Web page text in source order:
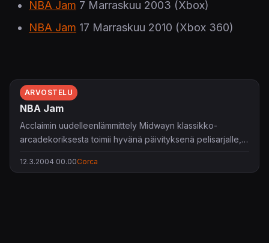
NBA Jam 7 Marraskuu 2003 (Xbox)
NBA Jam 17 Marraskuu 2010 (Xbox 360)
ARVOSTELU
NBA Jam
Acclaimin uudelleenlämmittely Midwayn klassikko-
arcadekoriksesta toimii hyvänä päivityksenä pelisarjalle,
ironisesti nykykehityksen jalkoihin.
12.3.2004 00.00Corca